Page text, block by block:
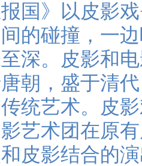
国》以皮影
的碰撞，一
深。皮影和
朝，盛于清
统艺术。皮
艺术团在原
皮影结合的